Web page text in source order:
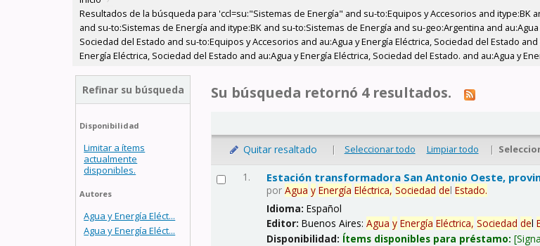
Resultados de la búsqueda para 'ccl=su:"Sistemas de Energía" and su-to:Equipos y Accesorios and itype:BK
and su-to:Sistemas de Energía and itype:BK and su-to:Sistemas de Energía and su-geo:Argentina and
Sociedad del Estado and su-to:Equipos y Accesorios and au:Agua y Energía Eléctrica, Sociedad del Estado
Energía Eléctrica, Sociedad del Estado and au:Agua y Energía Eléctrica, Sociedad del Estado. and au:Agua y
Refinar su búsqueda
Disponibilidad
Limitar a ítems
actualmente
disponibles.
Autores
Agua y Energía Eléct...
Agua y Energía Eléct...
Su búsqueda retornó 4 resultados.
Quitar resaltado | Seleccionar todo Limpiar todo |
1. Estación transformadora San Antonio Oeste,
porAgua y Energía Eléctrica, Sociedad delEstado.
Idioma:Español
Editor:Buenos Aires:Agua y Energía Eléctrica, Sociedad del
Disponibilidad: Ítems disponibles para préstamo: